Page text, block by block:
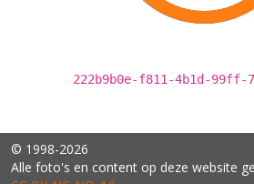
222b9b0e-f811-4b1d-99ff-
© 1998-2026
Alle foto's en content op deze website